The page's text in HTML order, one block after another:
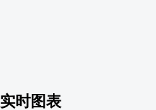
实时图表